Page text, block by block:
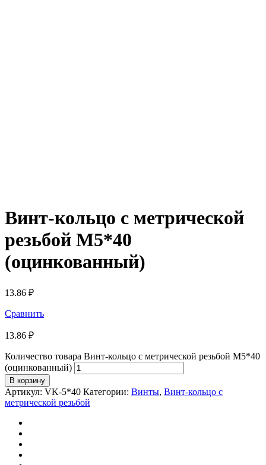
Винт-кольцо с метрической
резьбой М5*40
(оцинкованный)
13.86 ₽
Сравнить
13.86 ₽
Количество товара Винт-кольцо с метрической резьбой М5*40
(оцинкованный)
В корзину
Артикул: VK-5*40 Категории: Винты, Винт-кольцо с
метрической резьбой